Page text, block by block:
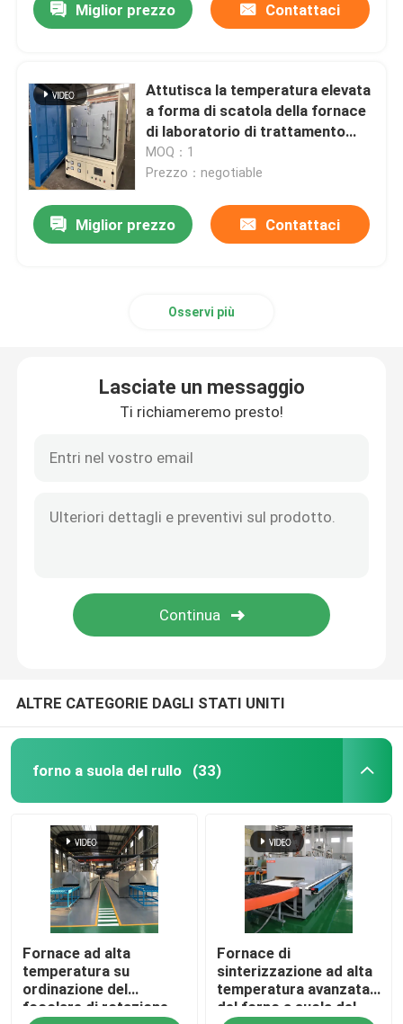
Miglior prezzo Contattaci
Attutisca la temperatura elevata
a forma di scatola della fornace
di laboratorio di trattamento
termico della fornace 1700C con
il molibdeno Rod del silicio
MOQ：1
Prezzo：negotiable
Miglior prezzo Contattaci
Osservi più
Lasciate un messaggio
Ti richiameremo presto!
ALTRE CATEGORIE DAGLI STATI UNITI
forno a suola del rullo (33)
Fornace ad alta
temperatura su
ordinazione del
focolare di rotazione
Fornace di
sinterizzazione ad alta
temperatura avanzata
del forno a suola del